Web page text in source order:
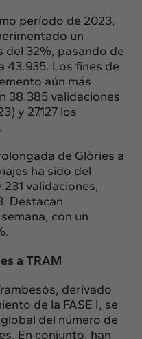
período de 2023,
un
del 32%, pasando de
43.935. Los fines de
aún más
38.385 validaciones
y 27.127 los
de Glòries a
ha sido del
validaciones,
Destacan
con un
a TRAM
derivado
de la FASE I, se
del número de
En conjunto, han